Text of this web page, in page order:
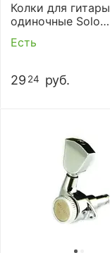
Колки для гитары
одиночные Solo
(комплект)
Есть
29 24 руб.